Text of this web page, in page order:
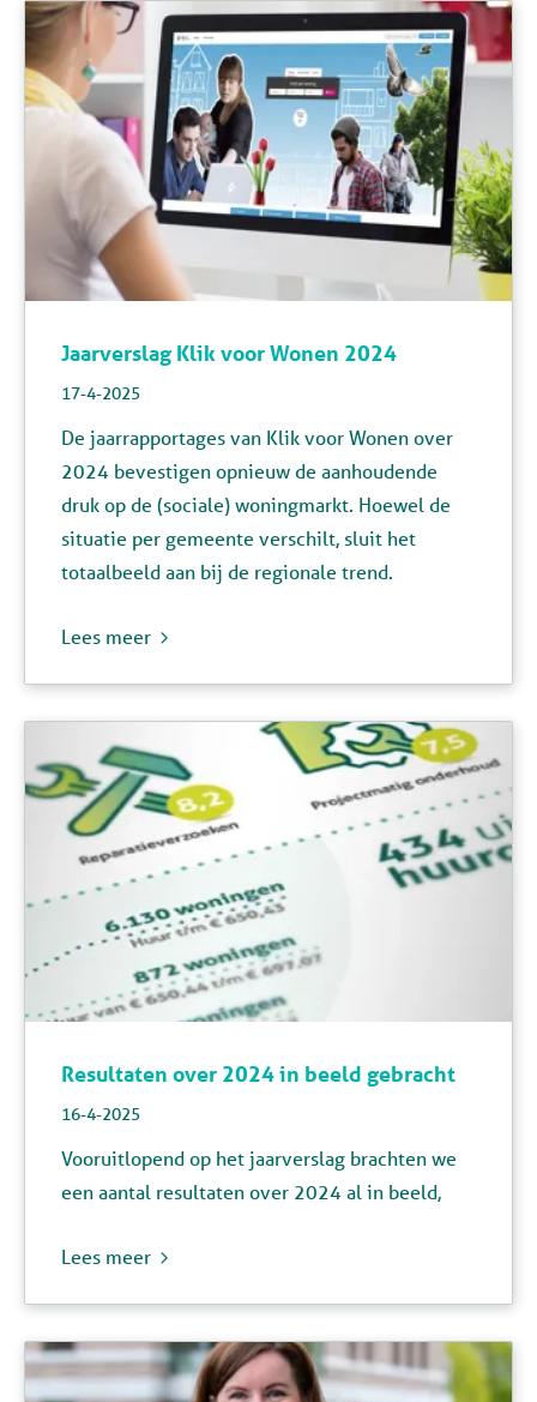
Jaarverslag Klik voor Wonen 2024
17-4-2025
De jaarrapportages van Klik voor Wonen over
2024 bevestigen opnieuw de aanhoudende
druk op de (sociale) woningmarkt. Hoewel de
situatie per gemeente verschilt, sluit het
totaalbeeld aan bij de regionale trend.
Lees meer
Resultaten over 2024 in beeld gebracht
16-4-2025
Vooruitlopend op het jaarverslag brachten we
een aantal resultaten over 2024 al in beeld,
Lees meer